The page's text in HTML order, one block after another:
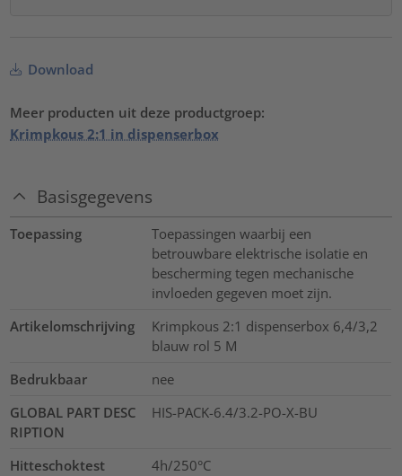
Download
Meer producten uit deze productgroep:
Krimpkous 2:1 in dispenserbox
Basisgegevens
Toepassing
Toepassingen waarbij een
betrouwbare elektrische isolatie en
bescherming tegen mechanische
invloeden gegeven moet zijn.
Artikelomschrijving
Krimpkous 2:1 dispenserbox 6,4/3,2
blauw rol 5 M
Bedrukbaar
nee
GLOBAL PART DESC
RIPTION
HIS-PACK-6.4/3.2-PO-X-BU
Hitteschoktest
4h/250°C